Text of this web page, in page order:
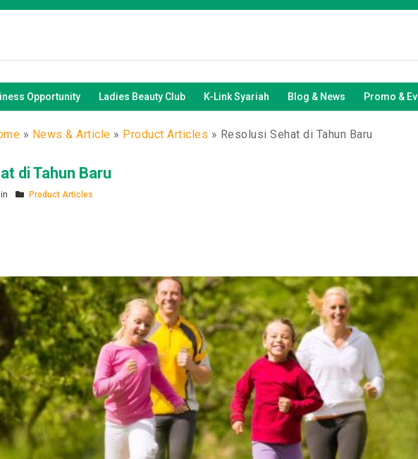
Opportunity Ladies Beauty Club K-Link Syariah Blog & News Promo &
» News & Article » Product Articles » Resolusi Sehat di Tahun Baru
di Tahun Baru
Product Articles